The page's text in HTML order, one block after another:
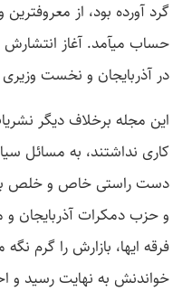
گرد آورده بود، از
حساب می­آمد. آغاز
در آذربایجان و نخست وزیری
این مجله برخلاف دیگر
کاری نداشتند، به مسائل
دست راستی خاص و خلص
و حزب دمکرات آذربایجان
خواندنش به نهایت رسید و